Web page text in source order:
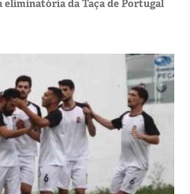
eliminatória da Taça de Portugal